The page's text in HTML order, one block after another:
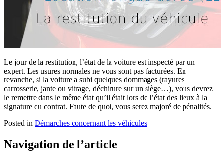
Le jour de la restitution, l’état de la voiture est inspecté par un
expert. Les usures normales ne vous sont pas facturées. En
revanche, si la voiture a subi quelques dommages (rayures
carrosserie, jante ou vitrage, déchirure sur un siège…), vous devrez
le remettre dans le même état qu’il était lors de l’état des lieux à la
signature du contrat. Faute de quoi, vous serez majoré de pénalités.
Posted in Démarches concernant les véhicules
Navigation de l’article